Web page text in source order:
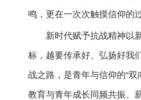
鸣，更在一次次触摸信仰的
新时代赋予抗战精神以
标，越要传承好、弘扬好我
战之路，是青年与信仰的“
教育与青年成长同频共振、